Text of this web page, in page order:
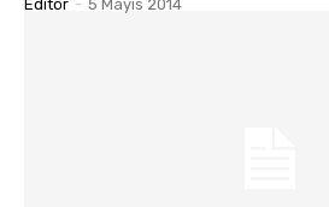
Editör - 5 Mayıs 2014